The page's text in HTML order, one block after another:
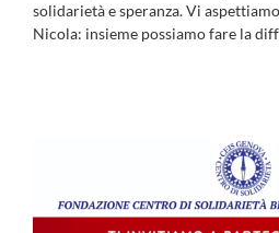
solidarietà e speranza. Vi
Nicola: insieme possiamo fare la